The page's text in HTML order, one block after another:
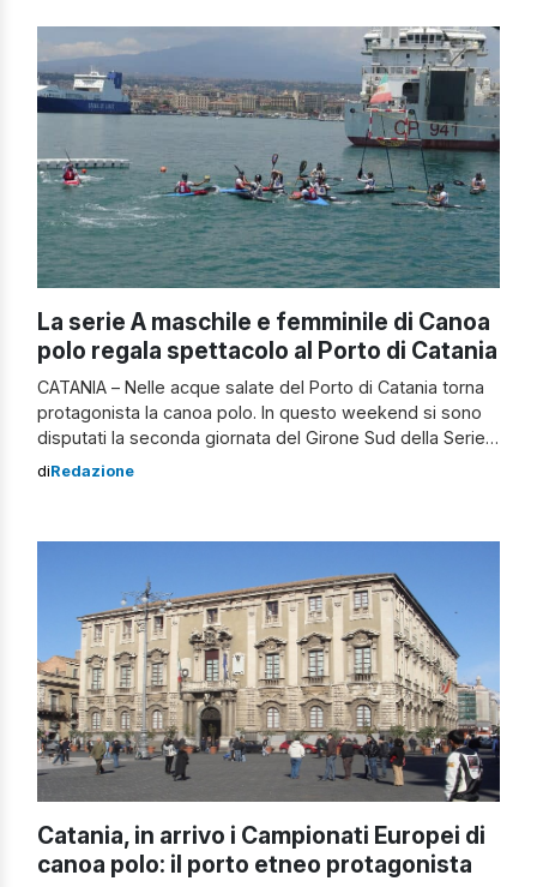
provincia di Napoli, dove […]
La serie A maschile e femminile di Canoa
polo regala spettacolo al Porto di Catania
CATANIA – Nelle acque salate del Porto di Catania torna
protagonista la canoa polo. In questo weekend si sono
disputati la seconda giornata del Girone Sud della Serie
A femminile e il quarto turno del Raggruppamento Sud
risultati […]
diRedazione
Catania, in arrivo i Campionati Europei di
canoa polo: il porto etneo protagonista